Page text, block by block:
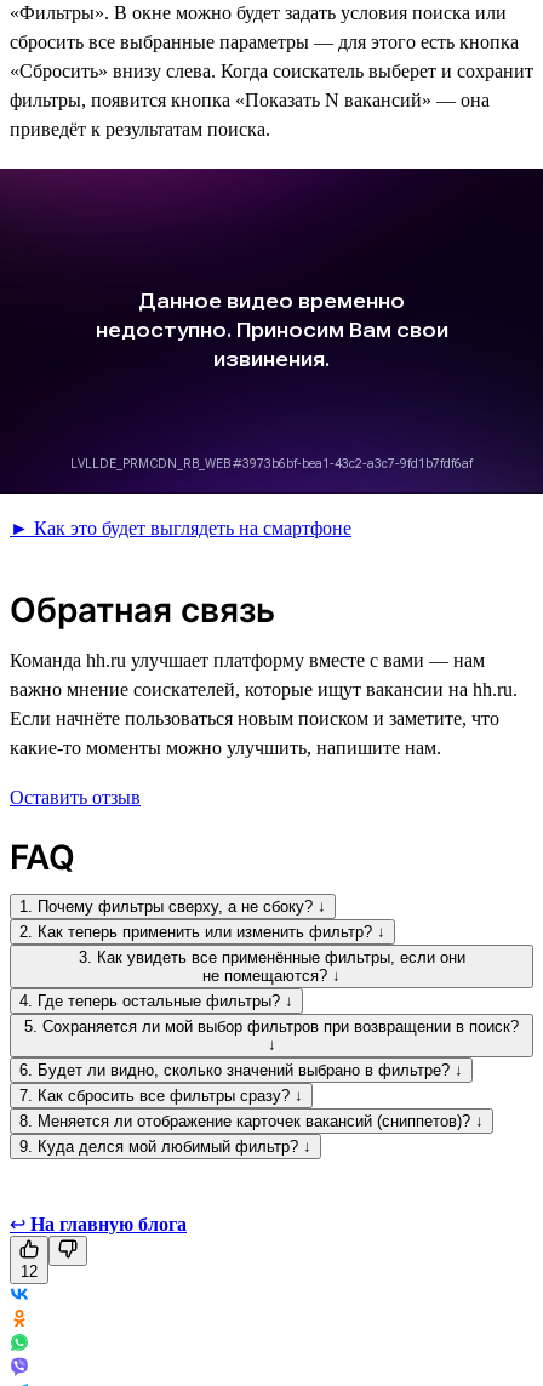
«Фильтры». В окне можно будет задать условия поиска или
сбросить все выбранные параметры — для этого есть кнопка
«Сбросить» внизу слева. Когда соискатель выберет и сохранит
фильтры, появится кнопка «Показать N вакансий» — она
приведёт к результатам поиска.
► Как это будет выглядеть на смартфоне
Обратная связь
Команда hh.ru улучшает платформу вместе с вами — нам
важно мнение соискателей, которые ищут вакансии на hh.ru.
Если начнёте пользоваться новым поиском и заметите, что
какие-то моменты можно улучшить, напишите нам.
Оставить отзыв
FAQ
1. Почему фильтры сверху, а не сбоку? ↓
2. Как теперь применить или изменить фильтр? ↓
3. Как увидеть все применённые фильтры, если они
не помещаются? ↓
4. Где теперь остальные фильтры? ↓
5. Сохраняется ли мой выбор фильтров при возвращении в поиск?
↓
6. Будет ли видно, сколько значений выбрано в фильтре? ↓
7. Как сбросить все фильтры сразу? ↓
8. Меняется ли отображение карточек вакансий (сниппетов)? ↓
9. Куда делся мой любимый фильтр? ↓
↩ На главную блога
12